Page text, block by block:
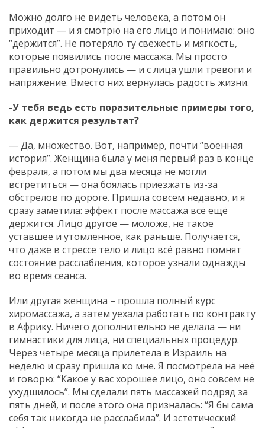
Можно долго не видеть человека, а потом он
приходит — и я смотрю на его лицо и понимаю: оно
“держится”. Не потеряло ту свежесть и мягкость,
которые появились после массажа. Мы просто
правильно дотронулись — и с лица ушли тревоги и
напряжение. Вместо них вернулась радость жизни.
-У тебя ведь есть поразительные примеры того,
как держится результат?
— Да, множество. Вот, например, почти “военная
история”. Женщина была у меня первый раз в конце
февраля, а потом мы два месяца не могли
встретиться — она боялась приезжать из-за
обстрелов по дороге. Пришла совсем недавно, и я
сразу заметила: эффект после массажа всё ещё
держится. Лицо другое — моложе, не такое
уставшее и утомленное, как раньше. Получается,
что даже в стрессе тело и лицо всё равно помнят
состояние расслабления, которое узнали однажды
во время сеанса.
Или другая женщина – прошла полный курс
хиромассажа, а затем уехала работать по контракту
в Африку. Ничего дополнительно не делала — ни
гимнастики для лица, ни специальных процедур.
Через четыре месяца прилетела в Израиль на
неделю и сразу пришла ко мне. Я посмотрела на неё
и говорю: “Какое у вас хорошее лицо, оно совсем не
ухудшилось”. Мы сделали пять массажей подряд за
пять дней, и после этого она призналась: “Я бы сама
себя так никогда не расслабила”. И эстетический